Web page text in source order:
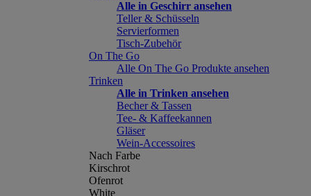
Alle in Geschirr ansehen
Teller & Schüsseln
Servierformen
Tisch-Zubehör
On The Go
Alle On The Go Produkte ansehen
Trinken
Alle in Trinken ansehen
Becher & Tassen
Tee- & Kaffeekannen
Gläser
Wein-Accessoires
Nach Farbe
Kirschrot
Ofenrot
White